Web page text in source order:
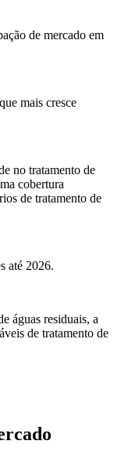
de mercado em
mais cresce
no tratamento de
cobertura
de tratamento de
até 2026.
águas residuais, a
​​de tratamento de